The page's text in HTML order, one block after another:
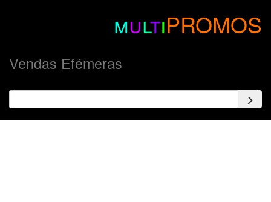
multiPROMOS
Vendas Efémeras